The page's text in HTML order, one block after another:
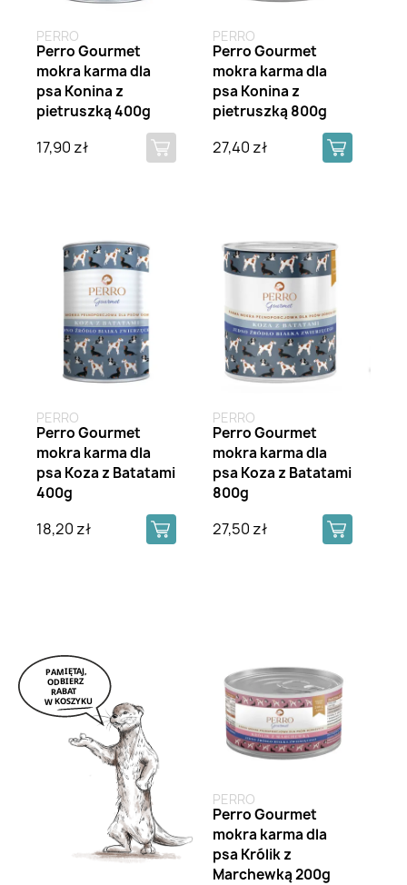
PERRO
Perro Gourmet
mokra karma dla
psa Konina z
pietruszką 400g
17,90 zł
PERRO
Perro Gourmet
mokra karma dla
psa Konina z
pietruszką 800g
27,40 zł
PERRO
Perro Gourmet
mokra karma dla
psa Koza z Batatami
400g
18,20 zł
PERRO
Perro Gourmet
mokra karma dla
psa Koza z Batatami
800g
27,50 zł
PERRO
Perro Gourmet
mokra karma dla
psa Królik z
Marchewką 200g